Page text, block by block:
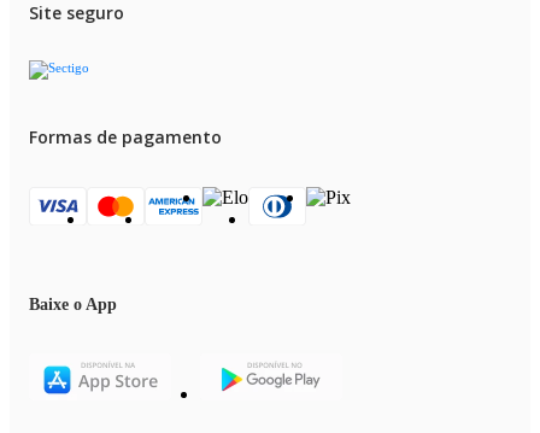
Site seguro
Formas de pagamento
Baixe o App